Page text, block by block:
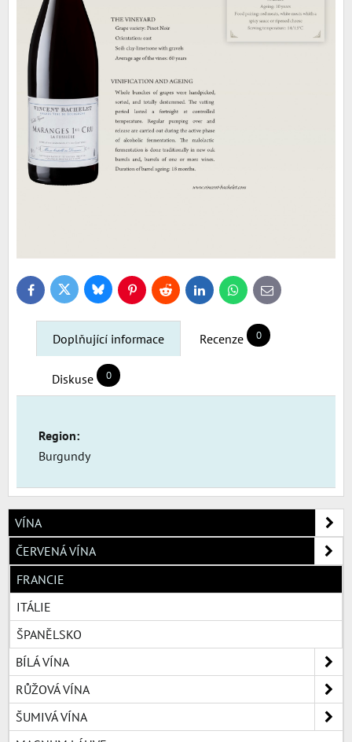
FacebookTwitter BlueskyPinterestReddit LinkedInWhatsApp
E-
mail
Doplňující informace Recenze 0
Diskuse 0
Region:
Burgundy
VÍNA
ČERVENÁ VÍNA
FRANCIE
ITÁLIE
ŠPANĚLSKO
BÍLÁ VÍNA
RŮŽOVÁ VÍNA
ŠUMIVÁ VÍNA